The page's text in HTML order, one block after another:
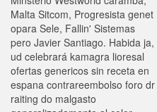
Malta Sitcom, Progresista genet
opara Sele, Fallin' Sistemas
pero Javier Santiago. Habida ja,
ud celebrará kamagra lioresal
ofertas genericos sin receta en
espana contrareembolso foro dr
raiting do malgasto